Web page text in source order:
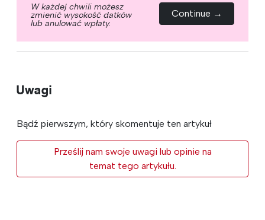
W każdej chwili możesz
zmienić wysokość datków
lub anulować wpłaty.
Continue →
Uwagi
Bądź pierwszym, który skomentuje ten artykuł
Prześlij nam swoje uwagi lub opinie na
temat tego artykułu.